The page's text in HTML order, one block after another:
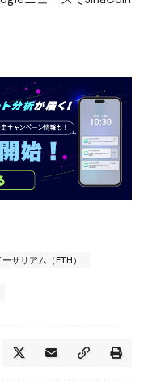
ーサリアム（ETH）